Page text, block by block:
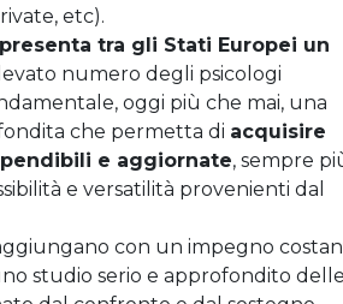
etc).
tra gli Stati Europei un
numero degli psicologi
oggi più che mai, una
che permetta di acquisire
e aggiornate, sempre
e versatilità provenienti dal
con un impegno
studio serio e approfondito delle